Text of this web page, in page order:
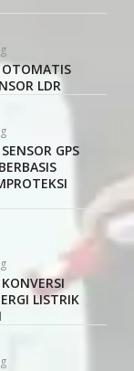
LDR
GPS
LISTRIK